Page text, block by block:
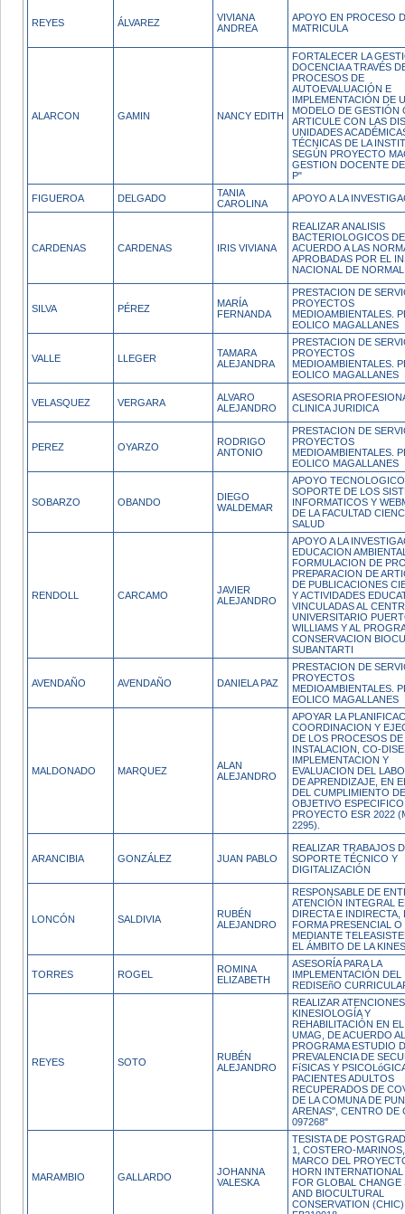
REYES ÁLVAREZ
VIVIANA
ANDREA
APOYO EN PROCESO
MATRICULA
ALARCON GAMIN NANCY EDITH
FORTALECER LA
DOCENCIA A TRAVÉS
PROCESOS DE
AUTOEVALUACIÓN E
IMPLEMENTACIÓN DE
MODELO DE GESTIÓN
ARTICULE CON LAS
UNIDADES
TÉCNICAS DE LA
SEGÚN PROYECTO
GESTION DOCENTE
P"
FIGUEROA DELGADO
TANIA
CAROLINA
APOYO A LA
CARDENAS CARDENAS IRIS VIVIANA
REALIZAR ANALISIS
BACTERIOLOGICOS DE
ACUERDO A LAS
APROBADAS POR EL
NACIONAL DE
SILVA PÉREZ
MARÍA
FERNANDA
PRESTACION DE
PROYECTOS
MEDIOAMBIENTALES.
EOLICO MAGALLANES
VALLE LLEGER
TAMARA
ALEJANDRA
PRESTACION DE
PROYECTOS
MEDIOAMBIENTALES.
EOLICO MAGALLANES
VELASQUEZ VERGARA
ALVARO
ALEJANDRO
ASESORIA
CLINICA JURIDICA
PEREZ OYARZO
RODRIGO
ANTONIO
PRESTACION DE
PROYECTOS
MEDIOAMBIENTALES.
EOLICO MAGALLANES
SOBARZO OBANDO
DIEGO
WALDEMAR
APOYO
SOPORTE DE LOS
INFORMATICOS Y
DE LA FACULTAD
SALUD
RENDOLL CARCAMO
JAVIER
ALEJANDRO
APOYO A LA
EDUCACION
FORMULACION DE
PREPARACION DE
DE PUBLICACIONES
Y ACTIVIDADES
VINCULADAS AL
UNIVERSITARIO
WILLIAMS Y AL
CONSERVACION
SUBANTARTI
AVENDAÑO AVENDAÑO DANIELA PAZ
PRESTACION DE
PROYECTOS
MEDIOAMBIENTALES.
EOLICO MAGALLANES
MALDONADO MARQUEZ
ALAN
ALEJANDRO
APOYAR LA
COORDINACION Y
DE LOS PROCESOS DE
INSTALACION, CO-
IMPLEMENTACION Y
EVALUACION DEL
DE APRENDIZAJE, EN
DEL CUMPLIMIENTO
OBJETIVO
PROYECTO ESR 2022
2295).
ARANCIBIA GONZÁLEZ JUAN PABLO
REALIZAR TRABAJOS
SOPORTE TÉCNICO Y
DIGITALIZACIÓN
LONCÓN SALDIVIA
RUBÉN
ALEJANDRO
RESPONSABLE DE
ATENCIÓN INTEGRAL
DIRECTA E INDIRECTA,
FORMA PRESENCIAL O
MEDIANTE
EL ÁMBITO DE LA
TORRES ROGEL
ROMINA
ELIZABETH
ASESORÍA PARA LA
IMPLEMENTACIÓN DEL
REDISEñO
REYES SOTO
RUBÉN
ALEJANDRO
REALIZAR
KINESIOLOGÍA Y
REHABILITACIÓN EN
UMAG, DE ACUERDO AL
PROGRAMA ESTUDIO
PREVALENCIA DE
FíSICAS Y
PACIENTES ADULTOS
RECUPERADOS DE
DE LA COMUNA DE
ARENAS", CENTRO DE
097268"
MARAMBIO GALLARDO
JOHANNA
VALESKA
TESISTA DE
1, COSTERO-
MARCO DEL
HORN
FOR GLOBAL CHANGE
AND BIOCULTURAL
CONSERVATION